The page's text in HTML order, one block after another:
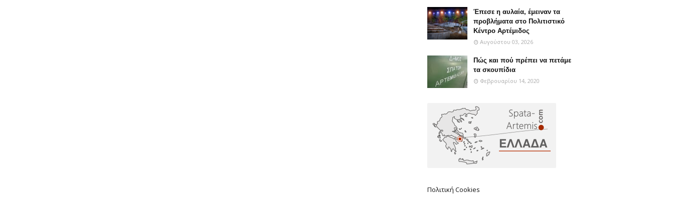
Έπεσε η αυλαία, έμειναν τα
προβλήματα στο Πολιτιστικό
Κέντρο Αρτέμιδος
Αυγούστου 03, 2026
Πώς και πού πρέπει να πετάμε
τα σκουπίδια
Φεβρουαρίου 14, 2020
Πολιτική Cookies